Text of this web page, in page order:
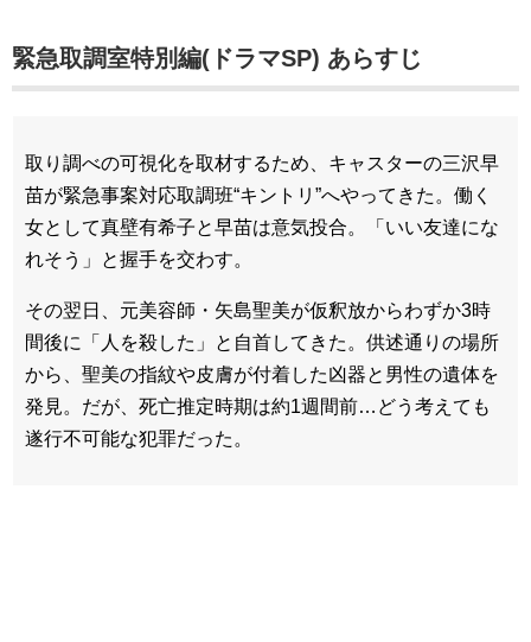
緊急取調室特別編(ドラマSP) あらすじ
取り調べの可視化を取材するため、キャスターの三沢早
苗が緊急事案対応取調班“キントリ”へやってきた。働く
女として真壁有希子と早苗は意気投合。「いい友達にな
れそう」と握手を交わす。
その翌日、元美容師・矢島聖美が仮釈放からわずか3時
間後に「人を殺した」と自首してきた。供述通りの場所
から、聖美の指紋や皮膚が付着した凶器と男性の遺体を
発見。だが、死亡推定時期は約1週間前…どう考えても
遂行不可能な犯罪だった。